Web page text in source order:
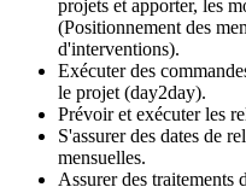
projets et apporter, les
(Positionnement des
d'interventions).
Exécuter des
le projet (day2day).
Prévoir et exécuter les
S'assurer des dates de
mensuelles.
Assurer des traitements